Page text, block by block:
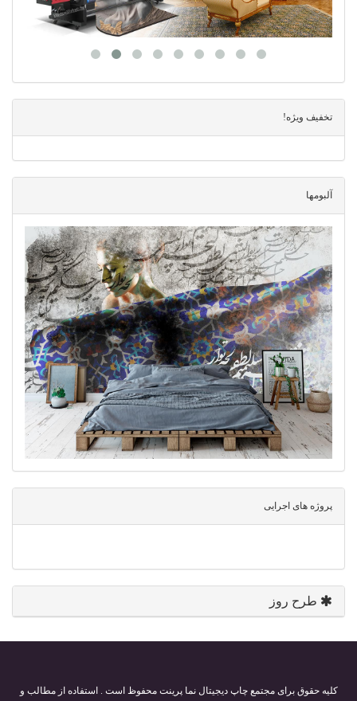
تخفیف ویژه!
آلبومها
پروژه های اجرایی
طرح روز
کلیه حقوق برای مجتمع چاپ دیجیتال نما پرینت محفوظ است . استفاده از مطالب و